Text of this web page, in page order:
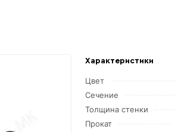
Характеристики
Цвет
Сечение
Толщина стенки
Прокат